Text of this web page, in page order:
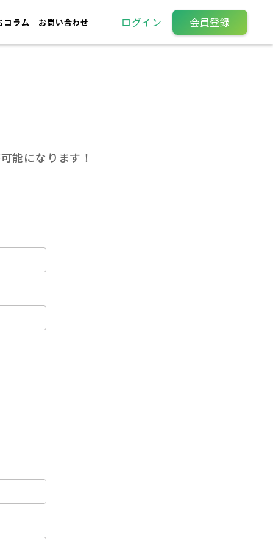
コラム お問い合わせ ログイン 会員登録
能になります！